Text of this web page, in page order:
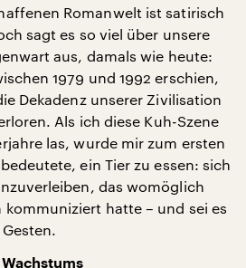
Romanwelt ist satirisch
sagt es so viel über unsere
aus, damals wie heute:
1979 und 1992 erschien,
Dekadenz unserer Zivilisation
Als ich diese Kuh-Szene
las, wurde mir zum ersten
ein Tier zu essen: sich
das womöglich
hatte – und sei es